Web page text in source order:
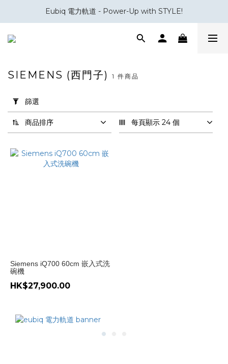
會員積分換領百佳 HK$50 購物禮券
Eubiq 電力軌道 - Power-Up with STYLE!
會員積分換領百佳 HK$50 購物禮券
用
篩
選
(0/20)
品
國
機
SIEMENS (西門子) 1 件商品
篩選
商品排序 每頁顯示 24 個
Siemens iQ700 60cm 嵌入式洗
碗機
HK$27,900.00